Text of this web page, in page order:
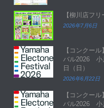
【柳川店フ
2026年7月6日
【コンクー
バル2026 小
日（日）
2026年6月22日
【コンクー
バル2026